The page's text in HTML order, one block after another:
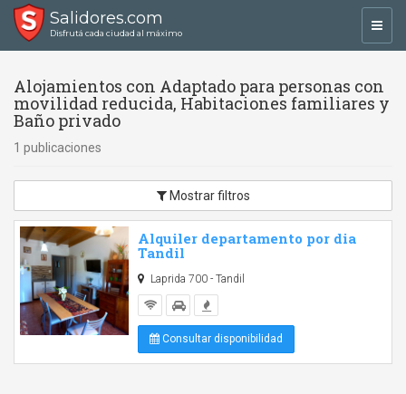
Salidores.com
Disfrutá cada ciudad al máximo
Alojamientos con Adaptado para personas con
movilidad reducida, Habitaciones familiares y
Baño privado
1 publicaciones
Mostrar filtros
Alquiler departamento por dia
Tandil
Laprida 700 - Tandil
Consultar disponibilidad